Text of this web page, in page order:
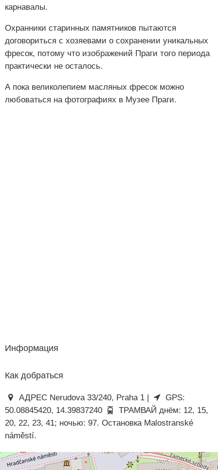
карнавалы.
Охранники старинных памятников пытаются
договориться с хозяевами о сохранении уникальных
фресок, потому что изображений Праги того периода
практически не осталось.
А пока великолепием масляных фресок можно
любоваться на фотографиях в Музее Праги.
Информация
Как добраться
АДРЕС Nerudova 33/240, Praha 1 |
GPS:
50.08845420, 14.39837240
ТРАМВАЙ днём: 12, 15,
20, 22, 23, 41; ночью: 97. Остановка Malostranské
náměstí.